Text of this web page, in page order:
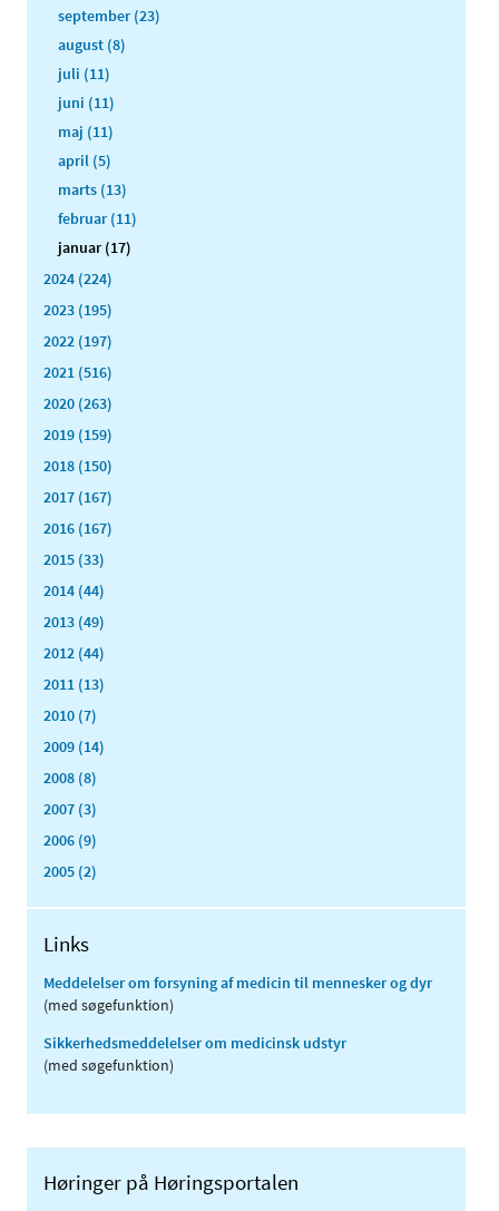
september (23)
august (8)
juli (11)
juni (11)
maj (11)
april (5)
marts (13)
februar (11)
januar (17)
2024 (224)
2023 (195)
2022 (197)
2021 (516)
2020 (263)
2019 (159)
2018 (150)
2017 (167)
2016 (167)
2015 (33)
2014 (44)
2013 (49)
2012 (44)
2011 (13)
2010 (7)
2009 (14)
2008 (8)
2007 (3)
2006 (9)
2005 (2)
Links
Meddelelser om forsyning af medicin til mennesker og dyr
(med søgefunktion)
Sikkerhedsmeddelelser om medicinsk udstyr
(med søgefunktion)
Høringer på Høringsportalen